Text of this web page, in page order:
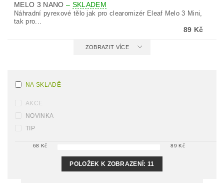
MELO 3 NANO – SKLADEM
Náhradní pyrexové tělo jak pro clearomizér Eleaf Melo 3 Mini,
tak pro...
89 Kč
ZOBRAZIT VÍCE
NA SKLADĚ
AKCE
NOVINKA
TIP
68 Kč 89 Kč
POLOŽEK K ZOBRAZENÍ:11